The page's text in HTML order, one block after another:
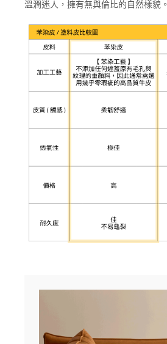
溫潤迷人，擁有無與倫比的自然樣貌。